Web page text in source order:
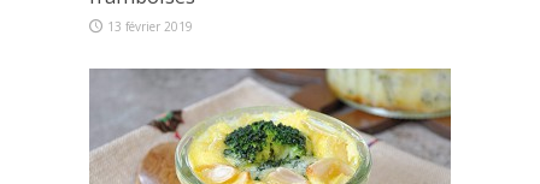
13 février 2019